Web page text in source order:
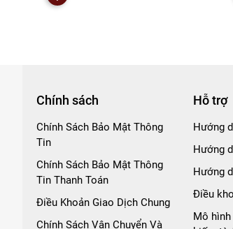
Chính sách
Chính Sách Bảo Mật Thông
Tin
Chính Sách Bảo Mật Thông
Tin Thanh Toán
Điều Khoản Giao Dịch Chung
Chính Sách Vận Chuyển Và
Hỗ trợ
Hướng
Hướng
Hướng
Điều
Mô